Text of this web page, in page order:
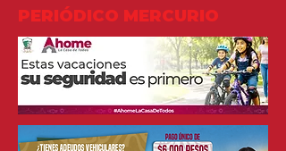
PERIÓDICO MERCURIO